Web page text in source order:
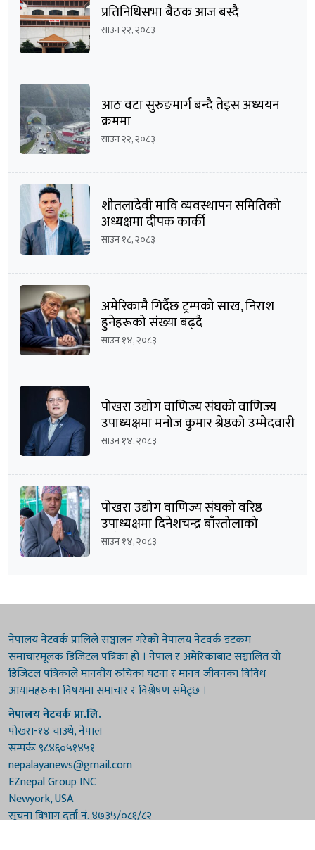
प्रतिनिधिसभा बैठक आज बस्दै
साउन २२, २०८३
आठ वटा सुरुङमार्ग बन्दै तेइस अध्ययन
क्रममा
साउन २२, २०८३
शीतलादेवी मावि व्यवस्थापन समितिको
अध्यक्षमा दीपक कार्की
साउन १८, २०८३
अमेरिकामै गिर्दैछ ट्रम्पको साख, निराश
हुनेहरूको संख्या बढ्दै
साउन १४, २०८३
पोखरा उद्योग वाणिज्य संघको वाणिज्य
उपाध्यक्षमा मनोज कुमार श्रेष्ठको उम्मेदवारी
घोषणा
साउन १४, २०८३
पोखरा उद्योग वाणिज्य संघको वरिष्ठ
उपाध्यक्षमा दिनेशचन्द्र बाँस्तोलाको
उम्मेदवारी घोषणा
साउन १४, २०८३
नेपालय नेटवर्क प्रालिले सञ्चालन गरेको नेपालय नेटवर्क डटकम
समाचारमूलक डिजिटल पत्रिका हो । नेपाल र अमेरिकाबाट सञ्चालित यो
डिजिटल पत्रिकाले मानवीय रुचिका घटना र मानव जीवनका विविध
आयामहरुका विषयमा समाचार र विश्लेषण समेट्छ ।
नेपालय नेटवर्क प्रा.लि.
पोखरा-१४ चाउथे, नेपाल
सम्पर्कः ९८४६०५१४५१
nepalayanews@gmail.com
EZnepal Group INC
Newyork, USA
सूचना विभाग दर्ता नं. ४७३५/०८१/८२